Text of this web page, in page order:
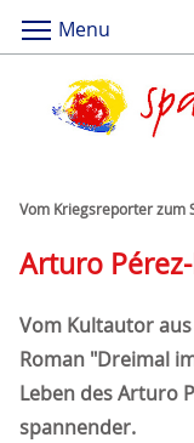
Menu
Vom Kriegsreporter zum
Arturo
Vom Kultautor
Roman "Dreimal
Leben des Arturo
spannender.